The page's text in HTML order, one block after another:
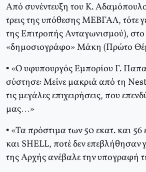
Από συνέντευξη του Κ.
τρεις της υπόθεσης ΜΕΒΓΑΛ, τότε
της Επιτροπής Ανταγωνισμού),
«δημοσιογράφο» Μάκη (Πρώτο
• «Ο υφυπουργός Εμπορίου Γ.
σύστησε: Μείνε μακριά από τη
τις μεγάλες επιχειρήσεις, που
μας…»
• «Τα πρόστιμα των 50 εκατ. και 56
και SHELL, ποτέ δεν επεβλήθησαν
της Αρχής ανέβαλε την υπογραφή